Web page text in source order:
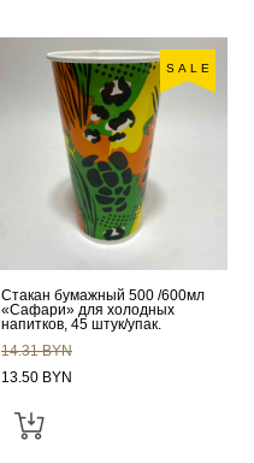
SALE
Стакан бумажный 500 /600мл
«Сафари» для холодных
напитков, 45 штук/упак.
14.31 BYN
13.50 BYN